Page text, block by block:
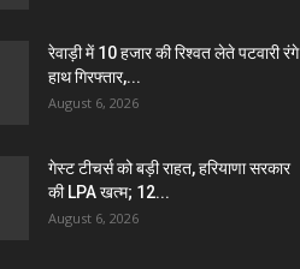
रेवाड़ी में 10 हजार की रिश्वत लेते पटवारी रंगे
हाथ गिरफ्तार,...
August 6, 2026
गेस्ट टीचर्स को बड़ी राहत, हरियाणा सरकार
की LPA खत्म; 12...
August 6, 2026